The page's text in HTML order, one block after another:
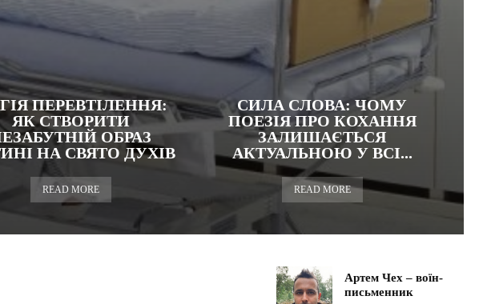
ПЕРЕВТІЛЕННЯ:
ЯК СТВОРИТИ
ОБРАЗ
НА СВЯТО ДУХІВ
READ MORE
СИЛА СЛОВА: ЧОМУ
ПОЕЗІЯ ПРО КОХАННЯ
ЗАЛИШАЄТЬСЯ
АКТУАЛЬНОЮ У ВСІ...
READ MORE
Артем Чех – воїн-
письменник